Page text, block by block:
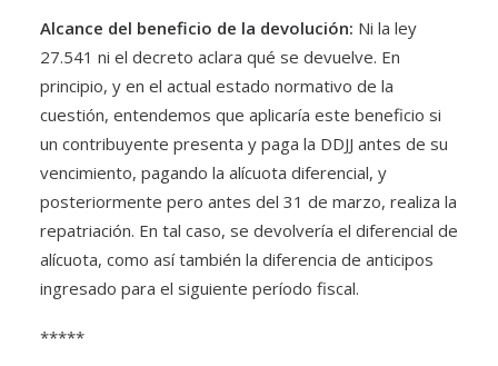
Alcance del beneficio de la devolución: Ni la ley
27.541 ni el decreto aclara qué se devuelve. En
principio, y en el actual estado normativo de la
cuestión, entendemos que aplicaría este beneficio si
un contribuyente presenta y paga la DDJJ antes de su
vencimiento, pagando la alícuota diferencial, y
posteriormente pero antes del 31 de marzo, realiza la
repatriación. En tal caso, se devolvería el diferencial de
alícuota, como así también la diferencia de anticipos
ingresado para el siguiente período fiscal.
*****